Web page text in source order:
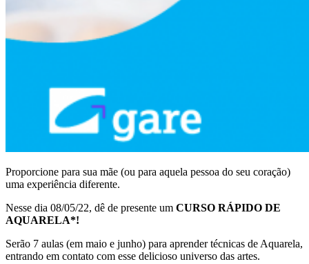
Proporcione para sua mãe (ou para aquela pessoa do seu coração)
uma experiência diferente.
Nesse dia 08/05/22, dê de presente um CURSO RÁPIDO DE
AQUARELA*!
Serão 7 aulas (em maio e junho) para aprender técnicas de Aquarela,
entrando em contato com esse delicioso universo das artes.